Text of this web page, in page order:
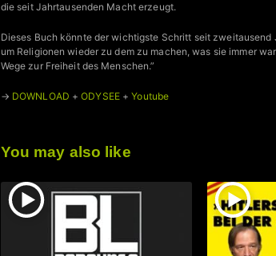
die seit Jahrtausenden Macht erzeugt.
Dieses Buch könnte der wichtigste Schritt seit zweitausend
um Religionen wieder zu dem zu machen, was sie immer
Wege zur Freiheit des Menschen.”
→ DOWNLOAD +ODYSEE+Youtube
You may also like